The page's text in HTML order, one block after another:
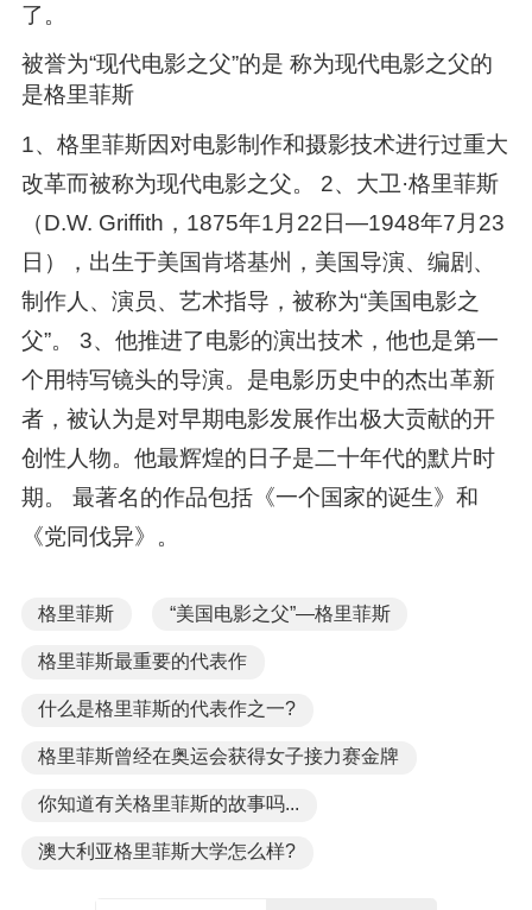
了。
被誉为“现代电影之父”的是 称为现代电影之父的
是格里菲斯
1、格里菲斯因对电影制作和摄影技术进行过重大
改革而被称为现代电影之父。 2、大卫·格里菲斯
（D.W. Griffith，1875年1月22日—1948年7月23
日），出生于美国肯塔基州，美国导演、编剧、
制作人、演员、艺术指导，被称为“美国电影之
父”。 3、他推进了电影的演出技术，他也是第一
个用特写镜头的导演。是电影历史中的杰出革新
者，被认为是对早期电影发展作出极大贡献的开
创性人物。他最辉煌的日子是二十年代的默片时
期。 最著名的作品包括《一个国家的诞生》和
《党同伐异》。
格里菲斯 “美国电影之父”—格里菲斯
格里菲斯最重要的代表作
什么是格里菲斯的代表作之一?
格里菲斯曾经在奥运会获得女子接力赛金牌
你知道有关格里菲斯的故事吗...
澳大利亚格里菲斯大学怎么样?